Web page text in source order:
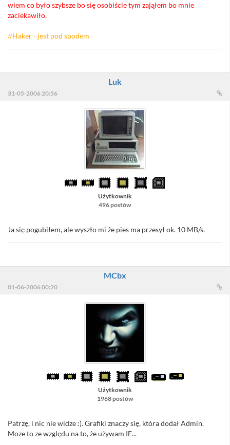
wiem co było szybsze bo się osobiście tym zająłem bo mnie
zaciekawiło.
//Haker - jest pod spodem
Luk
31-05-2006 20:56
Użytkownik
496 postów
Ja się pogubiłem, ale wyszło mi że pies ma przesył ok. 10 MB/s.
MCbx
01-06-2006 00:20
Użytkownik
1968 postów
Patrzę, i nic nie widze :). Grafiki znaczy się, która dodał Admin.
Moze to ze względu na to, że używam IE...